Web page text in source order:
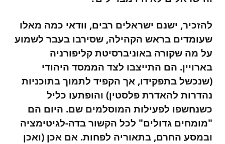
להזכיר, ישנם ישראלים רבים, וודאי כמה מאלו
שעומדים בראש הקהילה, שסירבו בעבר לשמוע
על מה שקורה באוניברסיטת קליפורניה
בארויין. הם התייצבו לצד הממסד היהודי
(שנכשל בתפקידו, אך הקפיד לתמוך בתוכניות
נהדרות להאדרת פלסטין) והופתעו כליל
כשנחשפו לפעילות המוסלמים שם. היום הם
"מומחים גדולים" לכל הקשור בדה-לגיטימציה
ובמסע החרם, בתאוריה לפחות. אם אכן (ואכן